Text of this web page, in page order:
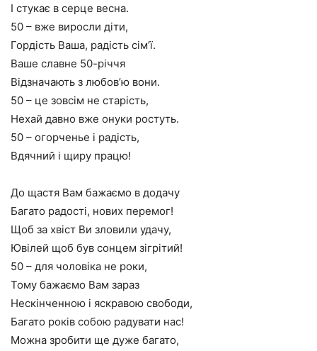
І стукає в серце весна.
50 – вже виросли діти,
Гордість Ваша, радість сім’ї.
Ваше славне 50-річчя
Відзначають з любов’ю вони.
50 – це зовсім не старість,
Нехай давно вже онуки ростуть.
50 – огорченье і радість,
Вдячний і щиру працю!
До щастя Вам бажаємо в додачу
Багато радості, нових перемог!
Щоб за хвіст Ви зловили удачу,
Ювілей щоб був сонцем зігрітий!
50 – для чоловіка не роки,
Тому бажаємо Вам зараз
Нескінченною і яскравою свободи,
Багато років собою радувати нас!
Можна зробити ще дуже багато,